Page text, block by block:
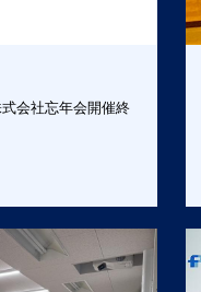
会社忘年会開催終